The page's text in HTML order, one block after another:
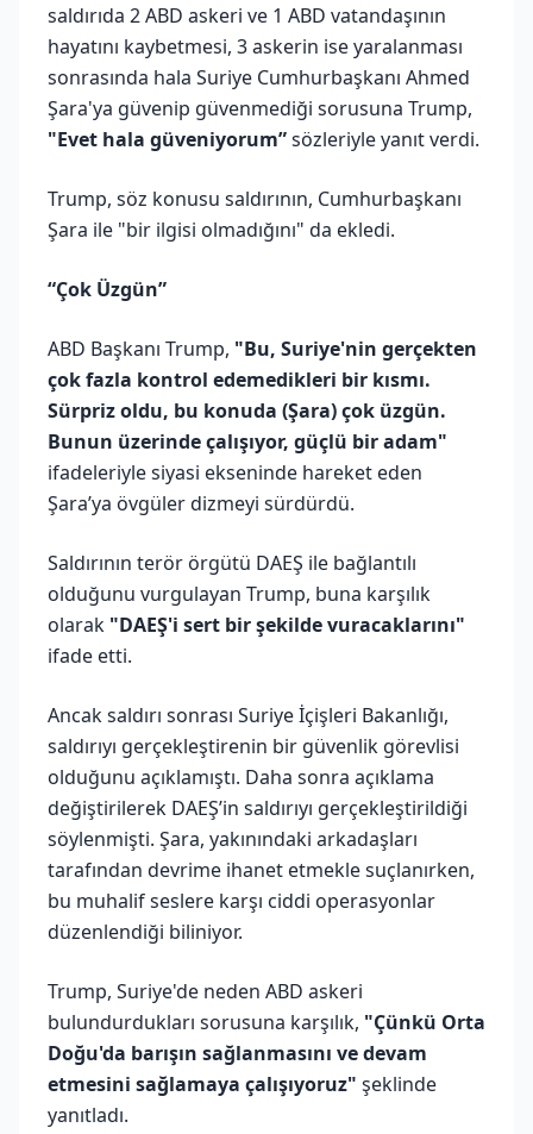
saldırıda 2 ABD askeri ve 1 ABD vatandaşının
hayatını kaybetmesi, 3 askerin ise yaralanması
sonrasında hala Suriye Cumhurbaşkanı Ahmed
Şara'ya güvenip güvenmediği sorusuna Trump,
"Evet hala güveniyorum”sözleriyle yanıt verdi.
Trump, söz konusu saldırının, Cumhurbaşkanı
Şara ile "bir ilgisi olmadığını" da ekledi.
“Çok Üzgün”
ABD Başkanı Trump, "Bu, Suriye'nin gerçekten
çok fazla kontrol edemedikleri bir kısmı.
Sürpriz oldu, bu konuda (Şara) çok üzgün.
Bunun üzerinde çalışıyor, güçlü bir adam"
ifadeleriyle siyasi ekseninde hareket eden
Şara’ya övgüler dizmeyi sürdürdü.
Saldırının terör örgütü DAEŞ ile bağlantılı
olduğunu vurgulayan Trump, buna karşılık
olarak "DAEŞ'i sert bir şekilde vuracaklarını"
ifade etti.
Ancak saldırı sonrası Suriye İçişleri Bakanlığı,
saldırıyı gerçekleştirenin bir güvenlik görevlisi
olduğunu açıklamıştı. Daha sonra açıklama
değiştirilerek DAEŞ’in saldırıyı gerçekleştirildiği
söylenmişti. Şara, yakınındaki arkadaşları
tarafından devrime ihanet etmekle suçlanırken,
bu muhalif seslere karşı ciddi operasyonlar
düzenlendiği biliniyor.
Trump, Suriye'de neden ABD askeri
bulundurdukları sorusuna karşılık, "Çünkü Orta
Doğu'da barışın sağlanmasını ve devam
etmesini sağlamaya çalışıyoruz" şeklinde
yanıtladı.